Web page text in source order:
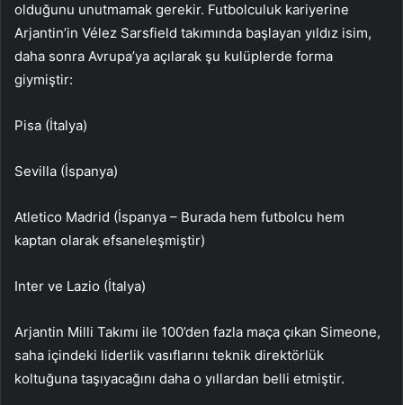
olduğunu unutmamak gerekir. Futbolculuk kariyerine
Arjantin’in Vélez Sarsfield takımında başlayan yıldız isim,
daha sonra Avrupa’ya açılarak şu kulüplerde forma
giymiştir:
Pisa (İtalya)
Sevilla (İspanya)
Atletico Madrid (İspanya – Burada hem futbolcu hem
kaptan olarak efsaneleşmiştir)
Inter ve Lazio (İtalya)
Arjantin Milli Takımı ile 100’den fazla maça çıkan Simeone,
saha içindeki liderlik vasıflarını teknik direktörlük
koltuğuna taşıyacağını daha o yıllardan belli etmiştir.